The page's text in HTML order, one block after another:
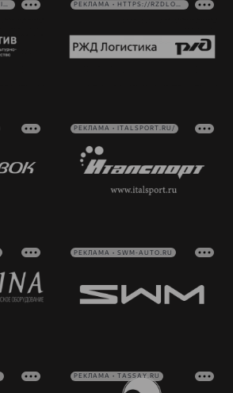
РЕКЛАМА • RFSOLOKOMOTIV.RU РЕКЛАМА • HTTPS://RZDLOG.RU/
РЕКЛАМА • ITALSPORT.RU/
РЕКЛАМА • SWM-AUTO.RU
РЕКЛАМА • TASSAY.RU